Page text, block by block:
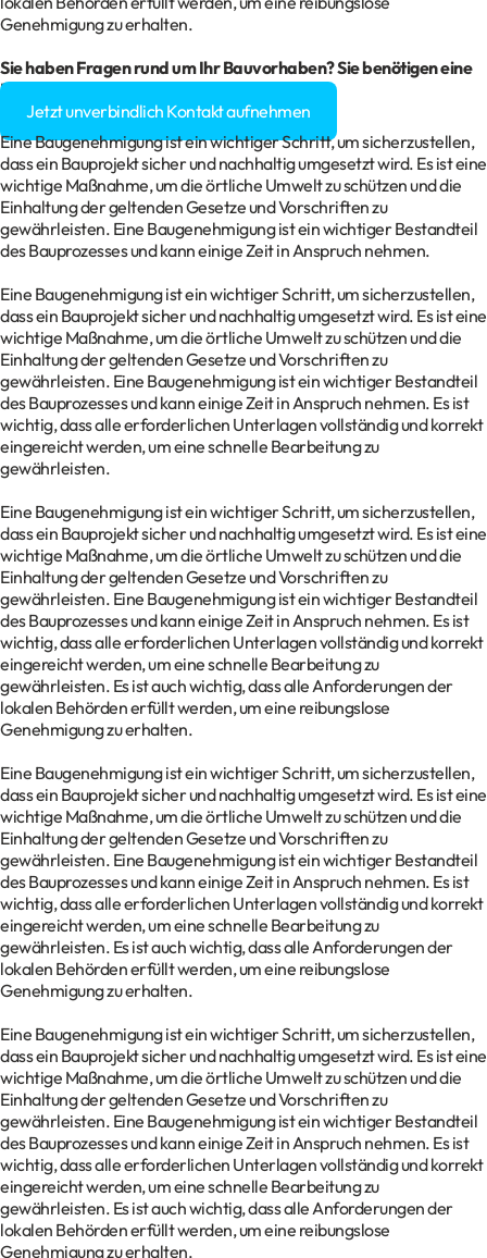
Genehmigung zu erhalten.
Sie haben Fragen rund um IhrBauvorhaben? Sie benötigen eine
Baugenehmigung?
Jetzt unverbindlich Kontakt aufnehmen
Eine Baugenehmigung ist ein wichtiger Schritt, um sicherzustellen,
dass ein Bauprojekt sicher und nachhaltig umgesetzt wird. Es ist eine
wichtige Maßnahme, um die örtliche Umwelt zu schützen und die
Einhaltung der geltenden Gesetze und Vorschriften zu
gewährleisten. Eine Baugenehmigung ist ein wichtiger Bestandteil
des Bauprozesses und kann einige Zeit in Anspruch nehmen.
Eine Baugenehmigung ist ein wichtiger Schritt, um sicherzustellen,
dass ein Bauprojekt sicher und nachhaltig umgesetzt wird. Es ist eine
wichtige Maßnahme, um die örtliche Umwelt zu schützen und die
Einhaltung der geltenden Gesetze und Vorschriften zu
gewährleisten. Eine Baugenehmigung ist ein wichtiger Bestandteil
des Bauprozesses und kann einige Zeit in Anspruch nehmen. Es ist
wichtig, dass alle erforderlichen Unterlagen vollständig und korrekt
eingereicht werden, um eine schnelle Bearbeitung zu
gewährleisten.
Eine Baugenehmigung ist ein wichtiger Schritt, um sicherzustellen,
dass ein Bauprojekt sicher und nachhaltig umgesetzt wird. Es ist eine
wichtige Maßnahme, um die örtliche Umwelt zu schützen und die
Einhaltung der geltenden Gesetze und Vorschriften zu
gewährleisten. Eine Baugenehmigung ist ein wichtiger Bestandteil
des Bauprozesses und kann einige Zeit in Anspruch nehmen. Es ist
wichtig, dass alle erforderlichen Unterlagen vollständig und korrekt
eingereicht werden, um eine schnelle Bearbeitung zu
gewährleisten. Es ist auch wichtig, dass alle Anforderungen der
lokalen Behörden erfüllt werden, um eine reibungslose
Genehmigung zu erhalten.
Eine Baugenehmigung ist ein wichtiger Schritt, um sicherzustellen,
dass ein Bauprojekt sicher und nachhaltig umgesetzt wird. Es ist eine
wichtige Maßnahme, um die örtliche Umwelt zu schützen und die
Einhaltung der geltenden Gesetze und Vorschriften zu
gewährleisten. Eine Baugenehmigung ist ein wichtiger Bestandteil
des Bauprozesses und kann einige Zeit in Anspruch nehmen. Es ist
wichtig, dass alle erforderlichen Unterlagen vollständig und korrekt
eingereicht werden, um eine schnelle Bearbeitung zu
gewährleisten. Es ist auch wichtig, dass alle Anforderungen der
lokalen Behörden erfüllt werden, um eine reibungslose
Genehmigung zu erhalten.
Eine Baugenehmigung ist ein wichtiger Schritt, um sicherzustellen,
dass ein Bauprojekt sicher und nachhaltig umgesetzt wird. Es ist eine
wichtige Maßnahme, um die örtliche Umwelt zu schützen und die
Einhaltung der geltenden Gesetze und Vorschriften zu
gewährleisten. Eine Baugenehmigung ist ein wichtiger Bestandteil
des Bauprozesses und kann einige Zeit in Anspruch nehmen. Es ist
wichtig, dass alle erforderlichen Unterlagen vollständig und korrekt
eingereicht werden, um eine schnelle Bearbeitung zu
gewährleisten. Es ist auch wichtig, dass alle Anforderungen der
lokalen Behörden erfüllt werden, um eine reibungslose
Genehmigung zu erhalten.